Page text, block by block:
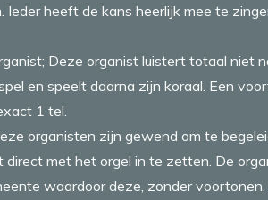
Ieder heeft de kans heerlijk mee te
Deze organist luistert totaal niet
en speelt daarna zijn koraal. Een
1 tel.
organisten zijn gewend om te
met het orgel in te zetten. De
waardoor deze, zonder